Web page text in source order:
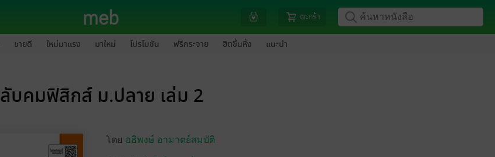
ตะกร้า
ขายดี ใหม่มาแรง มาใหม่ โปรโมชัน ฟรีกระจาย ฮิตขึ้นหิ้ง แนะนำ
ลับคมฟิสิกส์ ม.ปลาย เล่ม 2
โดย อธิพงษ์ อามาตย์สมบัติ